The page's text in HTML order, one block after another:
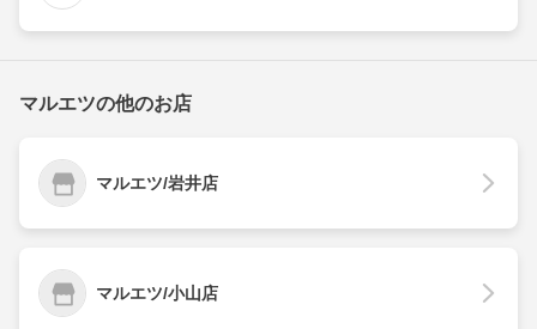
マルエツの他のお店
マルエツ/岩井店
マルエツ/小山店